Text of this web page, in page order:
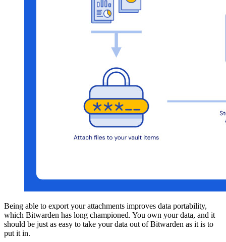
Being able to export your attachments improves data portability,
which Bitwarden has long championed. You own your data, and it
should be just as easy to take your data out of Bitwarden as it is to
put it in.